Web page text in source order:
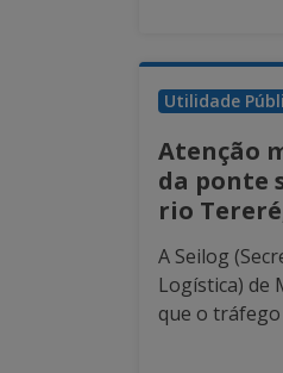
Utilidade
Atenção
da ponte
rio
A Seilog
Logística) de
que o tráfego